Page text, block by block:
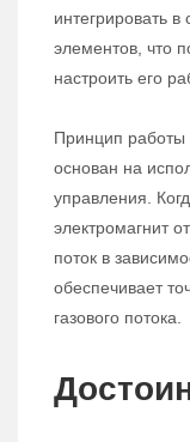
интегрировать
элементов, что
настроить его
Принцип работы
основан на
управления.
электромагнит
поток в
обеспечивает
газового потока.